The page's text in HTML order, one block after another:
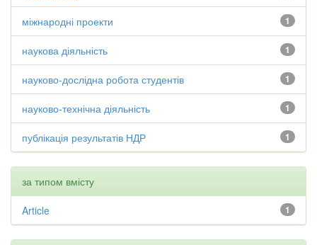
1
міжнародні проекти
1
наукова діяльність
1
науково-дослідна робота студентів
1
науково-технічна діяльність
1
публікація результатів НДР
за типом вмісту
1
Article